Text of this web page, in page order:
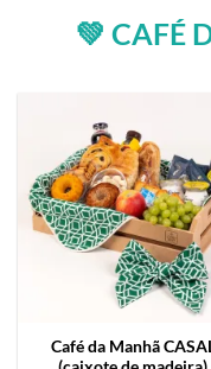
💚 CAFÉ
Café da Manhã